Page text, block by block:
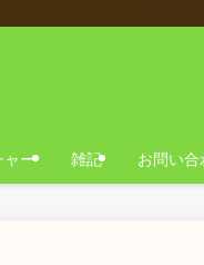
ャー 雑記 お問い